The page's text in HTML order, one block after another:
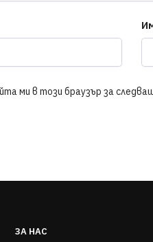
ми в този браузър за
ЗА НАС